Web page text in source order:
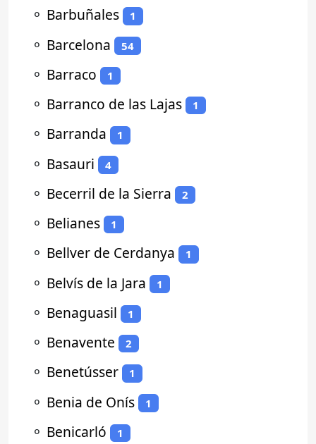
⚬ Barbuñales 1
⚬ Barcelona 54
⚬ Barraco 1
⚬ Barranco de las Lajas 1
⚬ Barranda 1
⚬ Basauri 4
⚬ Becerril de la Sierra 2
⚬ Belianes 1
⚬ Bellver de Cerdanya 1
⚬ Belvís de la Jara 1
⚬ Benaguasil 1
⚬ Benavente 2
⚬ Benetússer 1
⚬ Benia de Onís 1
⚬ Benicarló 1